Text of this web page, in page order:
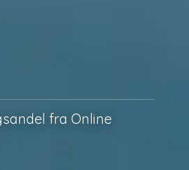
fra Online